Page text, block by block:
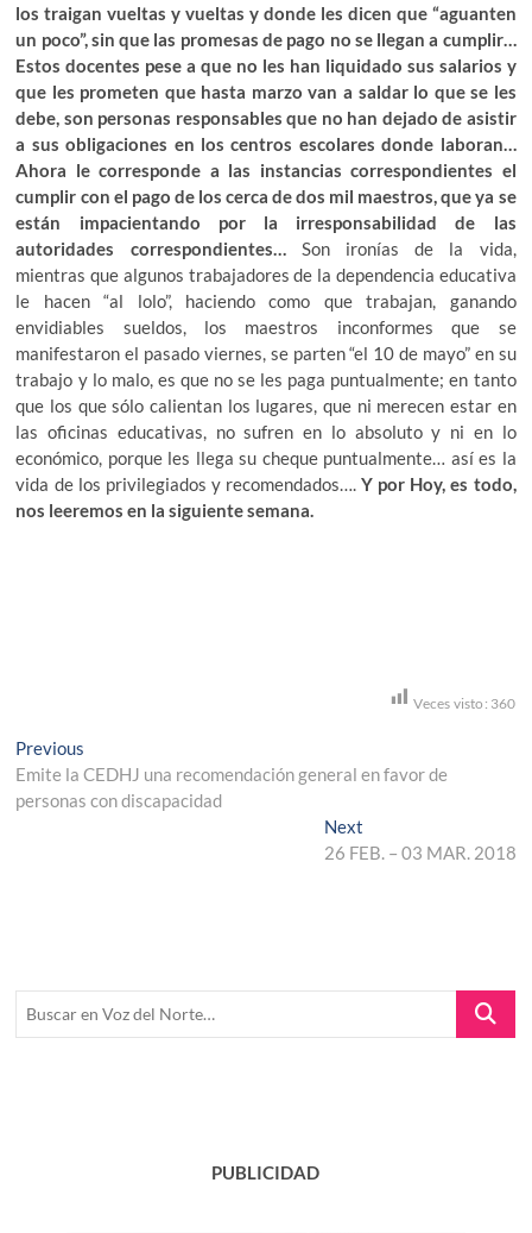
los traigan vueltas y vueltas y donde les dicen que “aguanten
un poco”, sin que las promesas de pago no se llegan a cumplir…
Estos docentes pese a que no les han liquidado sus salarios y
que les prometen que hasta marzo van a saldar lo que se les
debe, son personas responsables que no han dejado de asistir
a sus obligaciones en los centros escolares donde laboran…
Ahora le corresponde a las instancias correspondientes el
cumplir con el pago de los cerca de dos mil maestros, que ya se
están impacientando por la irresponsabilidad de las
autoridades correspondientes…Son ironías de la vida,
mientras que algunos trabajadores de la dependencia educativa
le hacen “al lolo”, haciendo como que trabajan, ganando
envidiables sueldos, los maestros inconformes que se
manifestaron el pasado viernes, se parten “el 10 de mayo” en su
trabajo y lo malo, es que no se les paga puntualmente; en tanto
que los que sólo calientan los lugares, que ni merecen estar en
las oficinas educativas, no sufren en lo absoluto y ni en lo
económico, porque les llega su cheque puntualmente… así es la
vida de los privilegiados y recomendados….Y por Hoy, es todo,
nos leeremos en la siguiente semana.
Veces visto: 360
Navegación
de
Previous
post:
Emite la CEDHJ una recomendación general en favor de
personas con discapacidad
NextNext
post:
26 FEB. – 03 MAR. 2018
Buscar
PUBLICIDAD